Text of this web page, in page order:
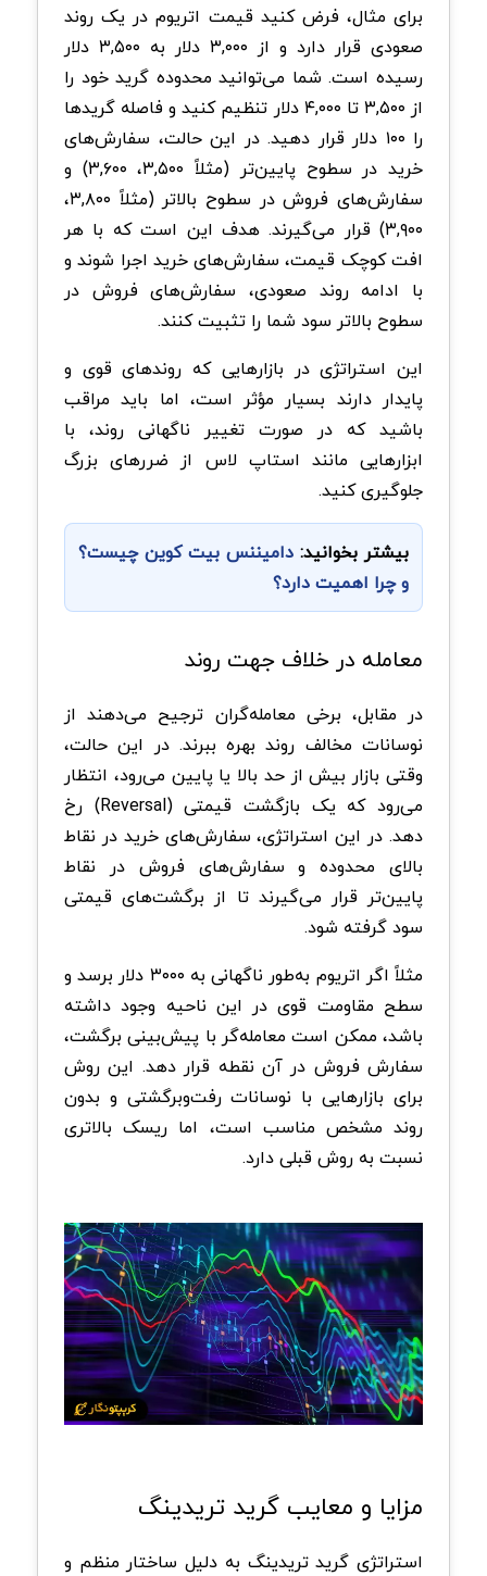
برای مثال، فرض کنید قیمت اتریوم در یک روند
صعودی قرار دارد و از ۳,۰۰۰ دلار به ۳,۵۰۰ دلار
رسیده است. شما می‌توانید محدوده گرید خود را
از ۳,۵۰۰ تا ۴,۰۰۰ دلار تنظیم کنید و فاصله گریدها
را ۱۰۰ دلار قرار دهید. در این حالت، سفارش‌های
خرید در سطوح پایین‌تر (مثلاً ۳,۵۰۰، ۳,۶۰۰) و
سفارش‌های فروش در سطوح بالاتر (مثلاً ۳,۸۰۰،
۳,۹۰۰) قرار می‌گیرند. هدف این است که با هر
افت کوچک قیمت، سفارش‌های خرید اجرا شوند و
با ادامه روند صعودی، سفارش‌های فروش در
سطوح بالاتر سود شما را تثبیت کنند.
این استراتژی در بازارهایی که روندهای قوی و
پایدار دارند بسیار مؤثر است، اما باید مراقب
باشید که در صورت تغییر ناگهانی روند، با
ابزارهایی مانند استاپ لاس از ضررهای بزرگ
جلوگیری کنید.
بیشتر بخوانید: دامیننس بیت کوین چیست؟
و چرا اهمیت دارد؟
معامله در خلاف جهت روند
در مقابل، برخی معامله‌گران ترجیح می‌دهند از
نوسانات مخالف روند بهره ببرند. در این حالت،
وقتی بازار بیش از حد بالا یا پایین می‌رود، انتظار
می‌رود که یک بازگشت قیمتی (Reversal) رخ
دهد. در این استراتژی، سفارش‌های خرید در نقاط
بالای محدوده و سفارش‌های فروش در نقاط
پایین‌تر قرار می‌گیرند تا از برگشت‌های قیمتی
سود گرفته شود.
مثلاً اگر اتریوم به‌طور ناگهانی به ۳۰۰۰ دلار برسد و
سطح مقاومت قوی در این ناحیه وجود داشته
باشد، ممکن است معامله‌گر با پیش‌بینی برگشت،
سفارش فروش در آن نقطه قرار دهد. این روش
برای بازارهایی با نوسانات رفت‌وبرگشتی و بدون
روند مشخص مناسب است، اما ریسک بالاتری
نسبت به روش قبلی دارد.
مزایا و معایب گرید تریدینگ
استراتژی گرید تریدینگ به دلیل ساختار منظم و